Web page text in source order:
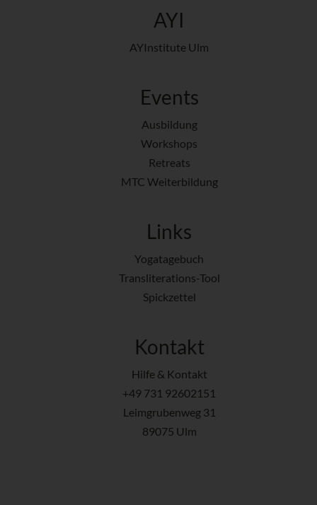
AYI
AYInstitute Ulm
Events
Ausbildung
Workshops
Retreats
MTC Weiterbildung
Links
Yogatagebuch
Transliterations-Tool
Spickzettel
Kontakt
Hilfe & Kontakt
+49 731 92602151
Leimgrubenweg 31
89075 Ulm